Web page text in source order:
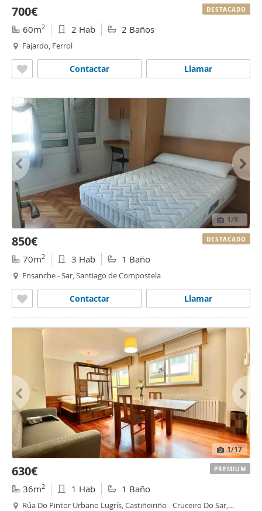
700€
60m2 2 Hab 2 Baños
Fajardo, Ferrol
Llamar
Contactar
DESTACADO
1/9
850€
70m2 3 Hab 1 Baño
Ensanche - Sar, Santiago de Compostela
Llamar
Contactar
DESTACADO
1/17
630€
36m2 1 Hab 1 Baño
Rúa Do Pintor Urbano Lugrís, Castiñeiriño - Cruceiro Do Sar,
PREMIUM